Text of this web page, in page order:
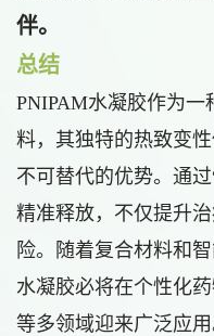
伴。
总结
PNIPAM水凝胶作为
料，其独特的热致变
不可替代的优势。通
精准释放，不仅提升
险。随着复合材料和
水凝胶必将在个性化
等多领域迎来广泛应用